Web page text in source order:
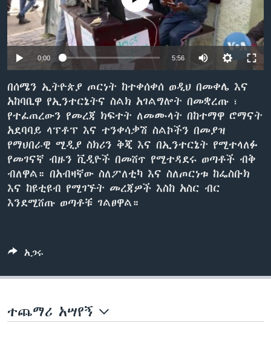
ቋንቋዎች
0:00 5:56
በሰሜን ኢትዮጵያ ጦርነት ከተቀሰቀሰ ወዲህ በመቀሌ እና
አከባቢዋ የኢንተርኔትና ስልክ አገልግሎት በመቋረጡ ፣
የተፈጠረውን የመረጃ ክፍተት ለመሙላት በከተማዋ ሮማናት
አደባባይ ላፕቶፕ እና ተንቀሳቃሽ ስልኮችን በመያዝ
የማህበራዊ ሚዲያ ስክሪን ቅጂ እና በኢንተርኔት የሚተላለፉ
የመገናኛ ብዙን ቪዲዮች በመሸጥ የሚተዳደሩ ወጣቶች ብቅ
ብለዋል። በአብዛኛው ስለፖለቲካ እና ስለጦርነቱ ከፌስቡክ
እና ከዩቲዩብ የሚገኙት መረጃዎች እስከ አስር ብር
እንደሚሸጡ ወጣቶቹ ገልፀዋል።
አጋሩ
ተጨማሪ አሣየኝ